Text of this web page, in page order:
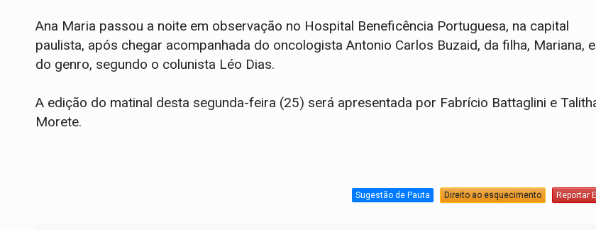
Ana Maria passou a noite em observação no Hospital Beneficência Portuguesa, na capital
paulista, após chegar acompanhada do oncologista Antonio Carlos Buzaid, da filha, Mariana, e
do genro, segundo o colunista Léo Dias.
A edição do matinal desta segunda-feira (25) será apresentada por Fabrício Battaglini e
Morete.
Sugestão de Pauta Direito ao esquecimento Reportar